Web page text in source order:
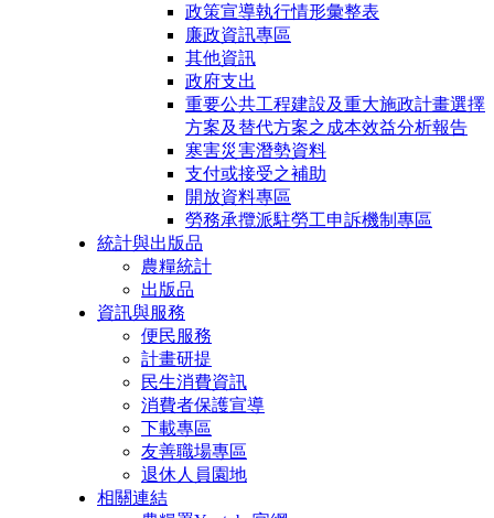
政策宣導執行情形彙整表
廉政資訊專區
其他資訊
政府支出
重要公共工程建設及重大施政計畫選擇
方案及替代方案之成本效益分析報告
寒害災害潛勢資料
支付或接受之補助
開放資料專區
勞務承攬派駐勞工申訴機制專區
統計與出版品
農糧統計
出版品
資訊與服務
便民服務
計畫研提
民生消費資訊
消費者保護宣導
下載專區
友善職場專區
退休人員園地
相關連結